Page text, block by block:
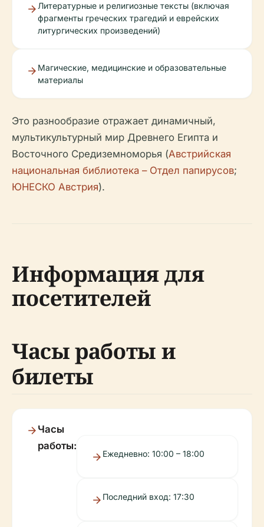
Литературные и религиозные тексты (включая
фрагменты греческих трагедий и еврейских
литургических произведений)
Магические, медицинские и образовательные
материалы
Это разнообразие отражает динамичный,
мультикультурный мир Древнего Египта и
Восточного Средиземноморья (Австрийская
национальная библиотека – Отдел папирусов;
ЮНЕСКО Австрия).
Информация для
посетителей
Часы работы и
билеты
Часы
работы:
Ежедневно: 10:00 – 18:00
Последний вход: 17:30